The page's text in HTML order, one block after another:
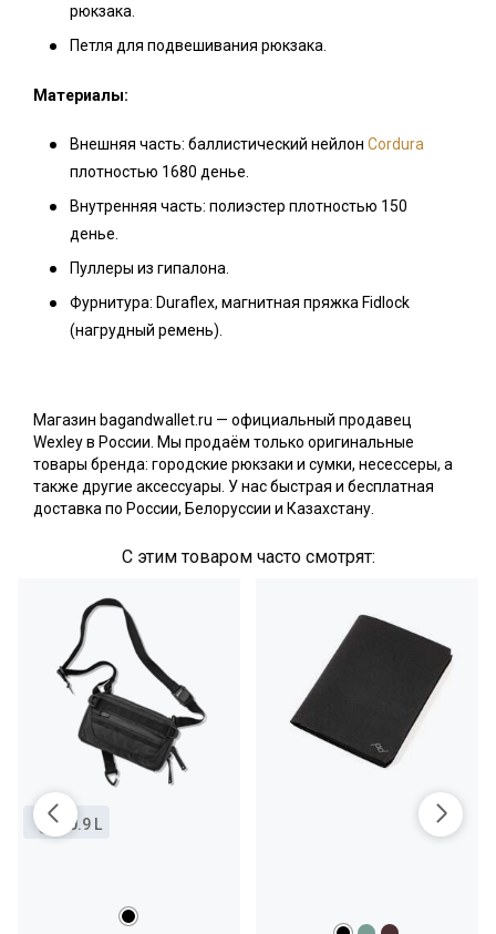
рюкзака.
Петля для подвешивания рюкзака.
Материалы:
Внешняя часть: баллистический нейлон Cordura
плотностью 1680 денье.
Внутренняя часть: полиэстер плотностью 150
денье.
Пуллеры из гипалона.
Фурнитура: Duraflex, магнитная пряжка Fidlock
(нагрудный ремень).
Магазин bagandwallet.ru — официальный продавец
Wexley в России. Мы продаём только оригинальные
товары бренда: городские рюкзаки и сумки, несессеры, а
также другие аксессуары. У нас быстрая и бесплатная
доставка по России, Белоруссии и Казахстану.
С этим товаром часто смотрят:
0.9 L